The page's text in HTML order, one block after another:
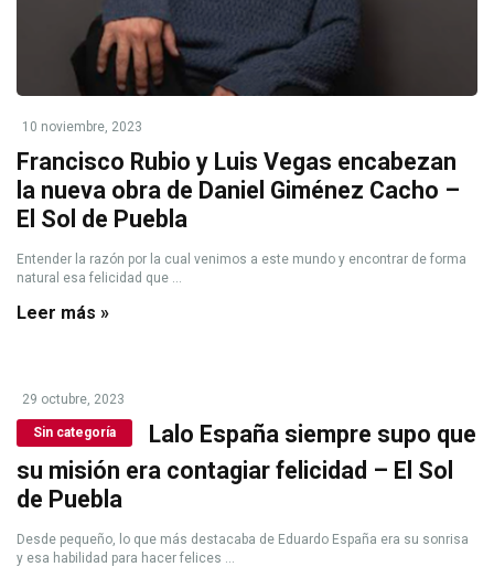
10 noviembre, 2023
Francisco Rubio y Luis Vegas encabezan
la nueva obra de Daniel Giménez Cacho –
El Sol de Puebla
Entender la razón por la cual venimos a este mundo y encontrar de forma
natural esa felicidad que ...
Leer más »
29 octubre, 2023
Sin categoría
Lalo España siempre supo que
su misión era contagiar felicidad – El Sol
de Puebla
Desde pequeño, lo que más destacaba de Eduardo España era su sonrisa
y esa habilidad para hacer felices ...